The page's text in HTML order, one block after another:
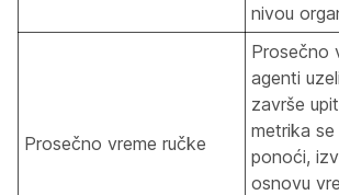
nivou
Prosečno vreme ručke
Prosečno
agenti
završe
metrika
ponoći,
osnovu